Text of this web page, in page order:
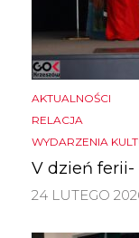
AKTUALNOŚCI
RELACJA
WYDARZENIA
V dzień ferii-
24 LUTEGO